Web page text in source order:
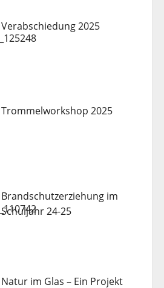
Verabschiedung 2025
Trommelworkshop 2025
Brandschutzerziehung im
Schuljahr 24-25
Natur im Glas – Ein Projekt